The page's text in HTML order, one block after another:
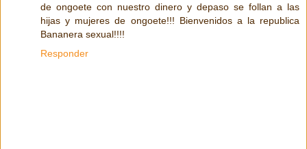
de ongoete con nuestro dinero y depaso se follan a las
hijas y mujeres de ongoete!!! Bienvenidos a la republica
Bananera sexual!!!!
Responder